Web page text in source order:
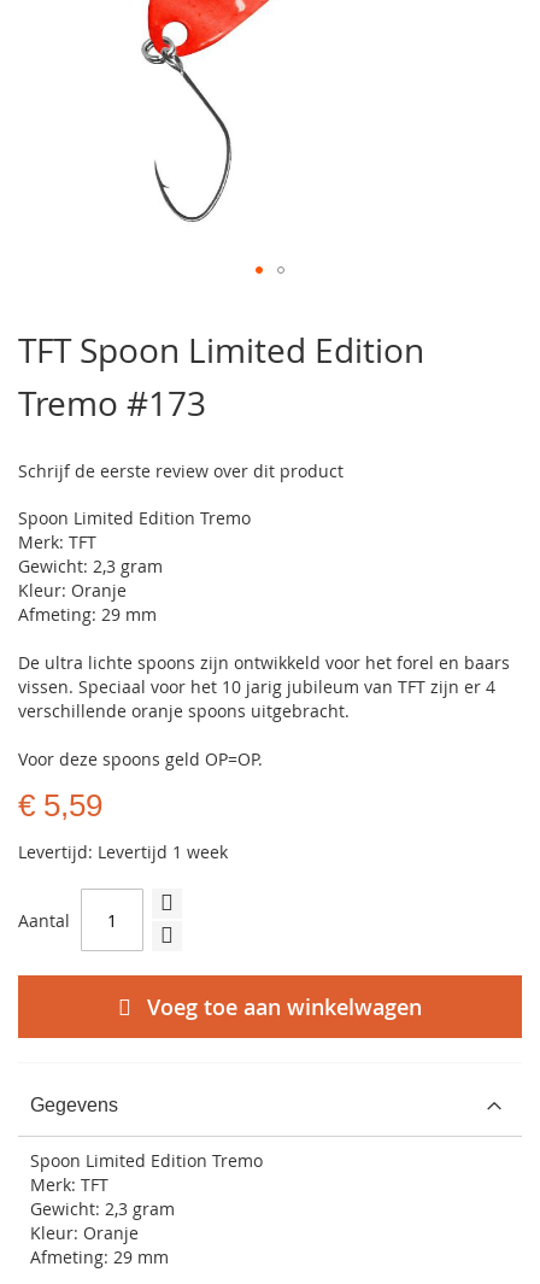
het
begin
van
de
gallerij
TFT Spoon Limited Edition
Tremo #173
Schrijf de eerste review over dit product
Spoon Limited Edition Tremo
Merk: TFT
Gewicht: 2,3 gram
Kleur: Oranje
Afmeting: 29 mm
De ultra lichte spoons zijn ontwikkeld voor het forel en baars
vissen. Speciaal voor het 10 jarig jubileum van TFT zijn er 4
verschillende oranje spoons uitgebracht.
Voor deze spoons geld OP=OP.
€ 5,59
Levertijd: Levertijd 1 week
Aantal
Voeg toe aan winkelwagen
Gegevens
Spoon Limited Edition Tremo
Merk: TFT
Gewicht: 2,3 gram
Kleur: Oranje
Afmeting: 29 mm